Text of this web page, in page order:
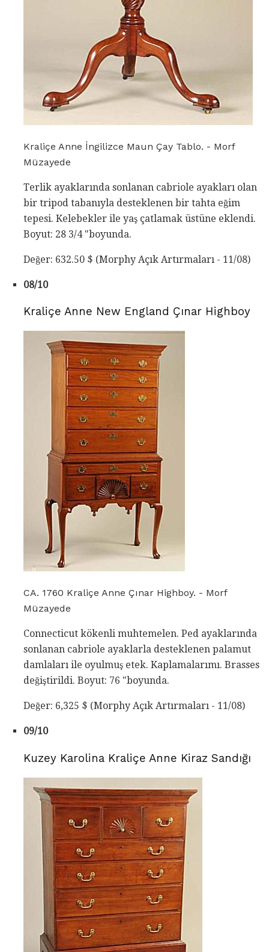
Kraliçe Anne İngilizce Maun Çay Tablo. - Morf
Müzayede
Terlik ayaklarında sonlanan cabriole ayakları olan
bir tripod tabanıyla desteklenen bir tahta eğim
tepesi. Kelebekler ile yaş çatlamak üstüne eklendi.
Boyut: 28 3/4 "boyunda.
Değer: 632.50 $ (Morphy Açık Artırmaları - 11/08)
08/10
Kraliçe Anne New England Çınar Highboy
CA. 1760 Kraliçe Anne Çınar Highboy. - Morf
Müzayede
Connecticut kökenli muhtemelen. Ped ayaklarında
sonlanan cabriole ayaklarla desteklenen palamut
damlaları ile oyulmuş etek. Kaplamalarımı. Brasses
değiştirildi. Boyut: 76 "boyunda.
Değer: 6,325 $ (Morphy Açık Artırmaları - 11/08)
09/10
Kuzey Karolina Kraliçe Anne Kiraz Sandığı